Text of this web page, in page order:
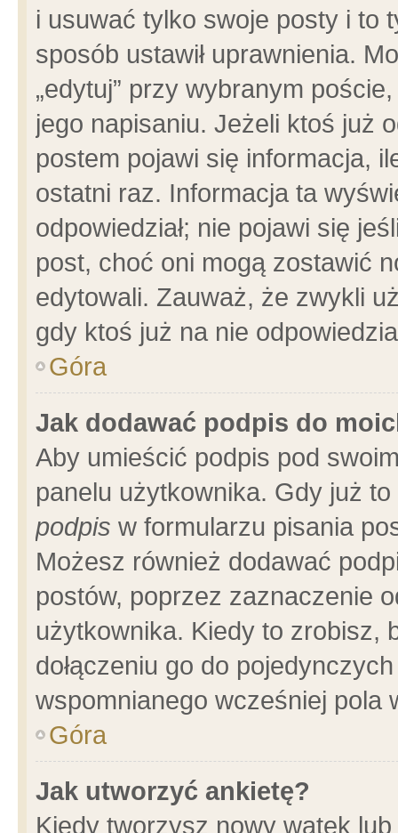
i usuwać tylko swoje posty i to
sposób ustawił uprawnienia.
„edytuj” przy wybranym
jego napisaniu. Jeżeli ktoś już
postem pojawi się informacja,
ostatni raz. Informacja ta
odpowiedział; nie pojawi się
post, choć oni mogą zostawić
edytowali. Zauważ, że zwykli
gdy ktoś już na nie
Góra
Jak dodawać podpis do
Aby umieścić podpis pod
panelu użytkownika. Gdy już
podpis w formularzu pisania
Możesz również dodawać
postów, poprzez zaznaczenie
użytkownika. Kiedy to zrobisz,
dołączeniu go do
wspomnianego wcześniej pola
Góra
Jak utworzyć ankietę?
Kiedy tworzysz nowy wątek